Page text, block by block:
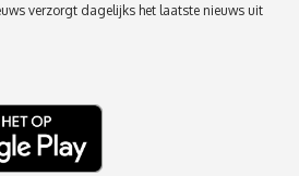
verzorgt dagelijks het laatste nieuws uit